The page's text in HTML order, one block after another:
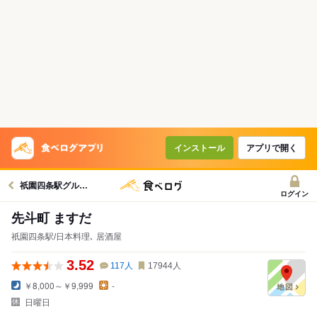
インストール アプリで開く
祇園四条駅グルメへ
ログイン
先斗町 ますだ
祇園四条駅/日本料理､ 居酒屋
3.52 117 人 17944人
￥8,000～￥9,999
-
日曜日